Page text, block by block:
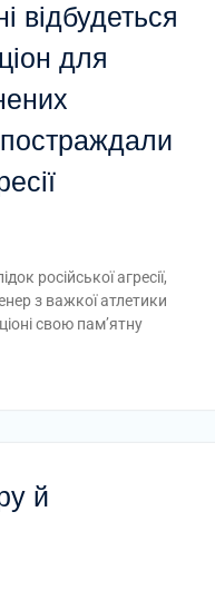
відбудеться
для
постраждали
російської агресії,
з важкої атлетики
свою пам’ятну
й